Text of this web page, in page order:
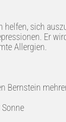
helfen, sich
Er
Allergien.
Bernstein
Sonne